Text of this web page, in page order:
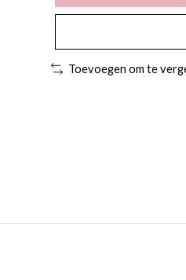
Toevoegen om te